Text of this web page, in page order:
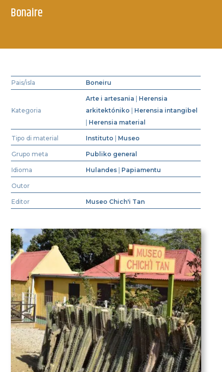
Bonaire
Pais/isla Boneiru
Kategoria
Arte i artesania
Herensia
arkitektóniko
Herensia intangibel
Herensia material
Tipo di material Instituto Museo
Grupo meta Publiko general
Idioma Hulandes Papiamentu
Outor
Editor Museo Chich'i Tan